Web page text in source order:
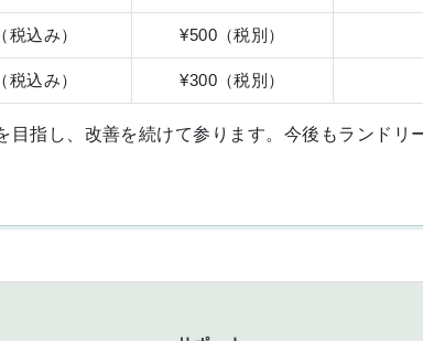
税込み） ¥500（税別）
税込み） ¥300（税別）
目指し、改善を続けて参ります。今後もランドリ